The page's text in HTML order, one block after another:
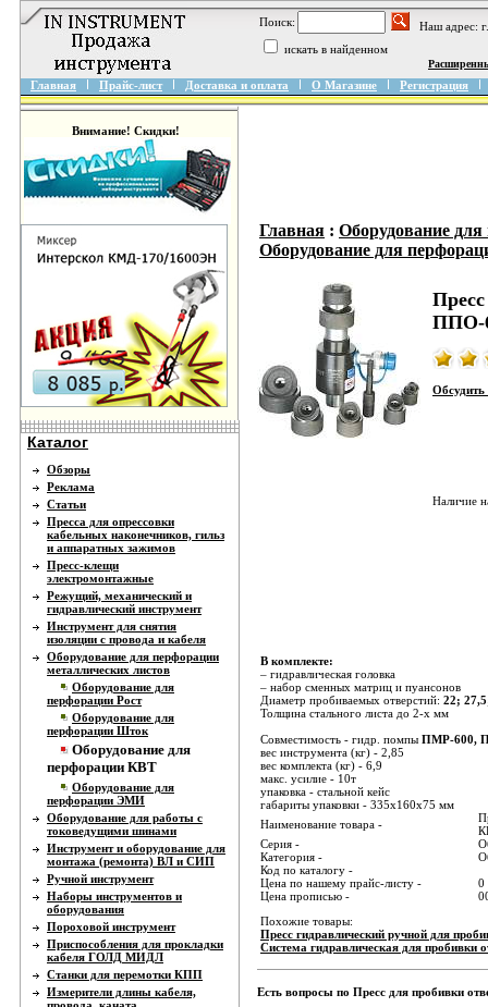
Поиск:
Наш адрес:
искать в найденном
Главная Прайс-лист Доставка и оплата О Магазине Регистрация
Внимание! Скидки!
Каталог
Обзоры
Реклама
Статьи
Пресса для опрессовки
кабельных наконечников, гильз
и аппаратных зажимов
Пресс-клещи
электромонтажные
Режущий, механический и
гидравлический инструмент
Инструмент для снятия
изоляции с провода и кабеля
Оборудование для перфорации
металлических листов
Оборудование для
перфорации Рост
Оборудование для
перфорации Шток
Оборудование для
перфорации КВТ
Оборудование для
перфорации ЭМИ
Оборудование для работы с
токоведущими шинами
Инструмент и оборудование для
монтажа (ремонта) ВЛ и СИП
Ручной инструмент
Наборы инструментов и
оборудования
Пороховой инструмент
Приспособления для прокладки
кабеля ГОЛД МИДЛ
Станки для перемотки КПП
Измерители длины кабеля,
Главная : Оборудование
Оборудование для
ППО-
Обсудить
Наличие
В комплекте:
– гидравлическая головка
– набор сменных матриц и пуансонов
Диаметр пробиваемых отверстий: 22;
Толщина стального листа до 2-х мм
Cовместимость - гидр. помпы ПМР-600,
вес инструмента (кг) - 2,85
вес комплекта (кг) - 6,9
макс. усилие - 10т
упаковка - стальной кейс
габариты упаковки - 335х160х75 мм
Наименование товара -
Серия -
Категория -
Код по каталогу -
Цена по нашему прайс-листу -
0
Цена прописью -
Похожие товары:
Пресс гидравлический ручной для
Система гидравлическая для
Есть вопросы по Пресс для пробивки